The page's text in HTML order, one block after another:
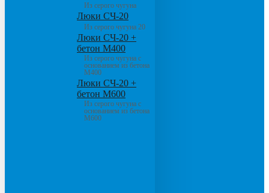
Из серого чугуна
Люки СЧ-20
Из серого чугуна 20
Люки СЧ-20 +
бетон М400
Из серого чугуна с
основанием из бетона
М400
Люки СЧ-20 +
бетон М600
Из серого чугуна с
основанием из бетона
М600